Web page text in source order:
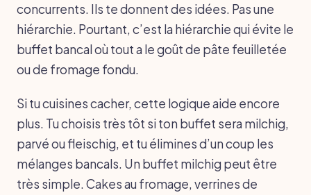
concurrents. Ils te donnent des idées. Pas une
hiérarchie. Pourtant, c’est la hiérarchie qui évite le
buffet bancal où tout a le goût de pâte feuilletée
ou de fromage fondu.
Si tu cuisines cacher, cette logique aide encore
plus. Tu choisis très tôt si ton buffet sera milchig,
parvé ou fleischig, et tu élimines d’un coup les
mélanges bancals. Un buffet milchig peut être
très simple. Cakes au fromage, verrines de